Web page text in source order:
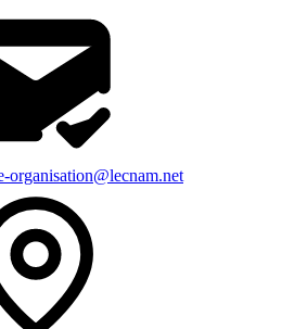
organisation@lecnam.net